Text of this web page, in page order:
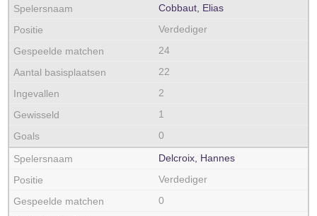
Cobbaut, Elias
Verdediger
24
22
2
1
0
Delcroix, Hannes
Verdediger
0